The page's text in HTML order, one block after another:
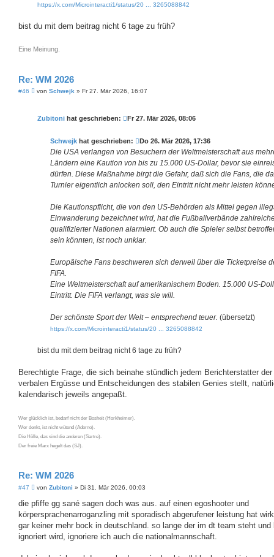
https://x.com/Microinteracti1/status/20 ... 3265088842
bist du mit dem beitrag nicht 6 tage zu früh?
Eine Meinung.
Re: WM 2026
#46
Bvon Schwejk » Fr 27. Mär 2026, 16:07
Zubitoni hat geschrieben: Fr 27. Mär 2026, 08:06
Schwejk hat geschrieben: Do 26. Mär 2026, 17:36
Die USA verlangen von Besuchern der Weltmeisterschaft aus
Ländern eine Kaution von bis zu 15.000 US-Dollar, bevor sie
dürfen. Diese Maßnahme birgt die Gefahr, daß sich die Fans, die
Turnier eigentlich anlocken soll, den Eintritt nicht mehr leisten
Die Kautionspflicht, die von den US-Behörden als Mittel gegen
Einwanderung bezeichnet wird, hat die Fußballverbände
qualifizierter Nationen alarmiert. Ob auch die Spieler selbst
sein könnten, ist noch unklar.
Europäische Fans beschweren sich derweil über die Ticketpreise
FIFA.
Eine Weltmeisterschaft auf amerikanischem Boden. 15.000 US-
Eintritt. Die FIFA verlangt, was sie will.
Der schönste Sport der Welt – entsprechend teuer. (übersetzt)
https://x.com/Microinteracti1/status/20 ... 3265088842
bist du mit dem beitrag nicht 6 tage zu früh?
Berechtigte Frage, die sich beinahe stündlich jedem Berichterstatter der
verbalen Ergüsse und Entscheidungen des stabilen Genies stellt,
kalendarisch jeweils angepaßt.
Wer glücklich ist, bedarf nicht der Bosheit (Horkheimer).
Wer denkt, ist nicht wütend (Adorno).
Die Hölle, das sind die anderen (Sartre).
Der freie Marx hegelt das (SJ).
Re: WM 2026
#47
B
i
r
a
von Zubitoni » Di 31. Mär 2026, 00:03
die pfiffe gg sané sagen doch was aus. auf einen egoshooter und
körpersprachenarroganzling mit sporadisch abgerufener leistung hat
gar keiner mehr bock in deutschland. so lange der im dt team steht und
ignoriert wird, ignoriere ich auch die nationalmannschaft.